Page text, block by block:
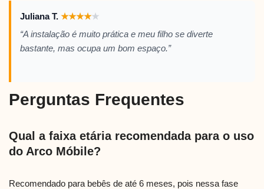
Juliana T. ★★★★★
“A instalação é muito prática e meu filho se diverte
bastante, mas ocupa um bom espaço.”
Perguntas Frequentes
Qual a faixa etária recomendada para o uso
do Arco Móbile?
Recomendado para bebês de até 6 meses, pois nessa fase